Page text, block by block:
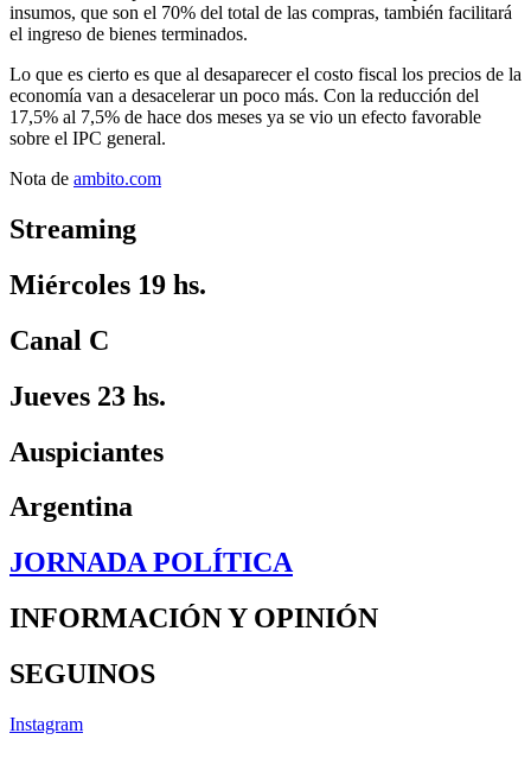
insumos, que son el 70% del total de las compras, también facilitará
el ingreso de bienes terminados.
Lo que es cierto es que al desaparecer el costo fiscal los precios de la
economía van a desacelerar un poco más. Con la reducción del
17,5% al 7,5% de hace dos meses ya se vio un efecto favorable
sobre el IPC general.
Nota de ambito.com
Streaming
Miércoles 19 hs.
Canal C
Jueves 23 hs.
Auspiciantes
Argentina
JORNADA POLÍTICA
INFORMACIÓN Y OPINIÓN
SEGUINOS
Instagram